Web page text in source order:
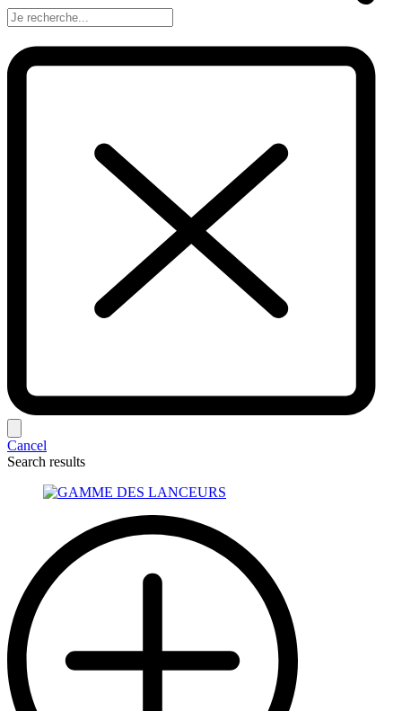
Cancel
Search results